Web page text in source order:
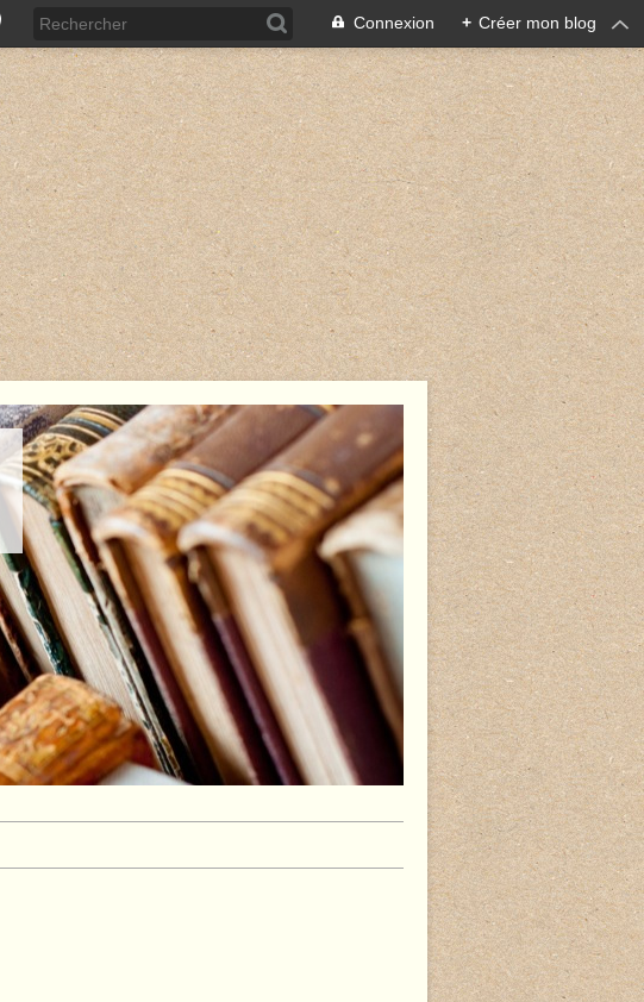
Connexion + Créer mon blog